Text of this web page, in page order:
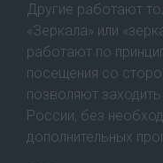
Другие работают
«Зеркала» или
работают по
посещения со
позволяют
России, без
дополнительных